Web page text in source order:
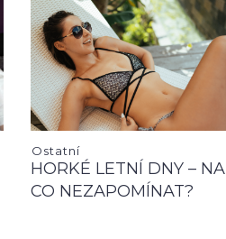
Ostatní
HORKÉ LETNÍ DNY – NA
CO NEZAPOMÍNAT?